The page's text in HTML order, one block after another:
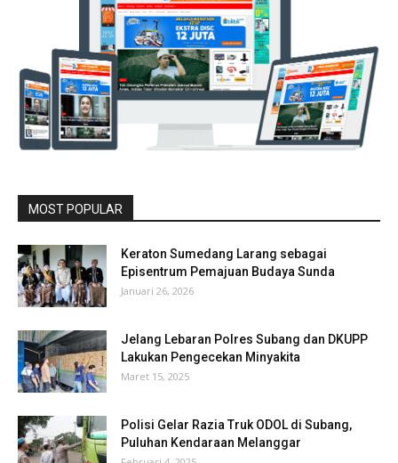
MOST POPULAR
Keraton Sumedang Larang sebagai
Episentrum Pemajuan Budaya Sunda
Januari 26, 2026
Jelang Lebaran Polres Subang dan DKUPP
Lakukan Pengecekan Minyakita
Maret 15, 2025
Polisi Gelar Razia Truk ODOL di Subang,
Puluhan Kendaraan Melanggar